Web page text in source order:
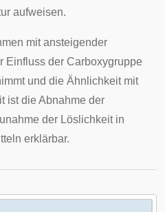
aufweisen.
mit ansteigender
Einfluss der Carboxygruppe
und die Ähnlichkeit mit
ist die Abnahme der
der Löslichkeit in
erklärbar.